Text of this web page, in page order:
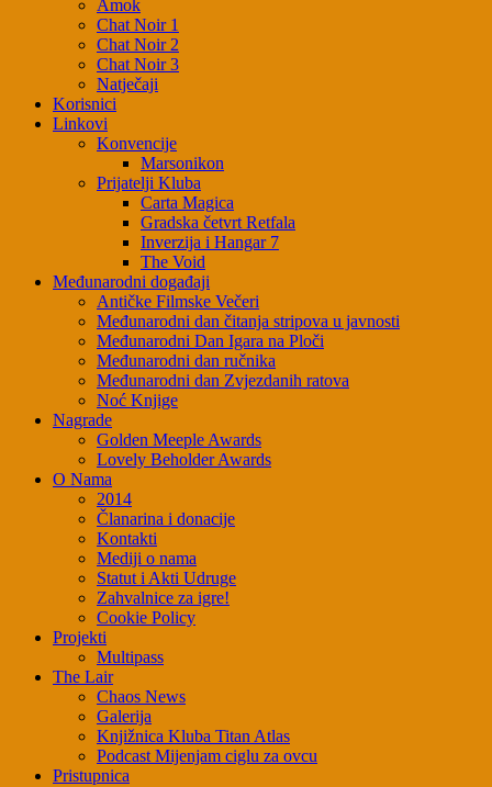
Amok
Chat Noir 1
Chat Noir 2
Chat Noir 3
Natječaji
Korisnici
Linkovi
Konvencije
Marsonikon
Prijatelji Kluba
Carta Magica
Gradska četvrt Retfala
Inverzija i Hangar 7
The Void
Međunarodni događaji
Antičke Filmske Večeri
Međunarodni dan čitanja stripova u javnosti
Međunarodni Dan Igara na Ploči
Međunarodni dan ručnika
Međunarodni dan Zvjezdanih ratova
Noć Knjige
Nagrade
Golden Meeple Awards
Lovely Beholder Awards
O Nama
2014
Članarina i donacije
Kontakti
Mediji o nama
Statut i Akti Udruge
Zahvalnice za igre!
Cookie Policy
Projekti
Multipass
The Lair
Chaos News
Galerija
Knjižnica Kluba Titan Atlas
Podcast Mijenjam ciglu za ovcu
Pristupnica